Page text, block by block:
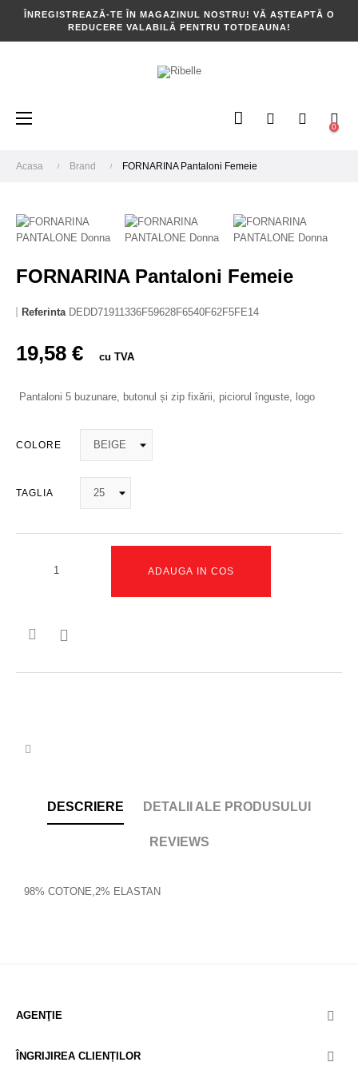
ÎNREGISTREAZĂ-TE ÎN MAGAZINUL NOSTRU! VĂ AȘTEAPTĂ O
REDUCERE VALABILĂ PENTRU TOTDEAUNA!
Toggle
☰ 0
Acasa Brand FORNARINA Pantaloni Femeie
FORNARINA Pantaloni Femeie
Referinta DEDD71911336F59628F6540F62F5FE14
19,58 € cu TVA
Pantaloni 5 buzunare, butonul și zip fixării, piciorul înguste, logo
COLORE
TAGLIA
ADAUGA IN COS

DESCRIERE DETALII ALE PRODUSULUI
REVIEWS
98% COTONE,2% ELASTAN
AGENŢIE 
ÎNGRIJIREA CLIENȚILOR 